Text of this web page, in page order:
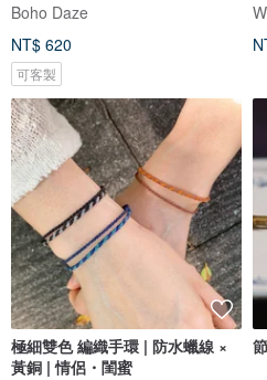
Boho Daze
NT$ 620
可客製
極細雙色 編織手環 | 防水蠟線 ×
黃銅 | 情侶・閨蜜